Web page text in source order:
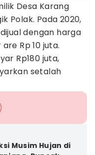
Desa Karang
Polak. Pada 2020,
dengan harga
Rp 10 juta.
Rp180 juta,
setalah
Musim Hujan di